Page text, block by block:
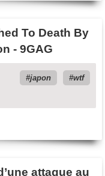
To Death By
- 9GAG
japon
wtf
attaque au